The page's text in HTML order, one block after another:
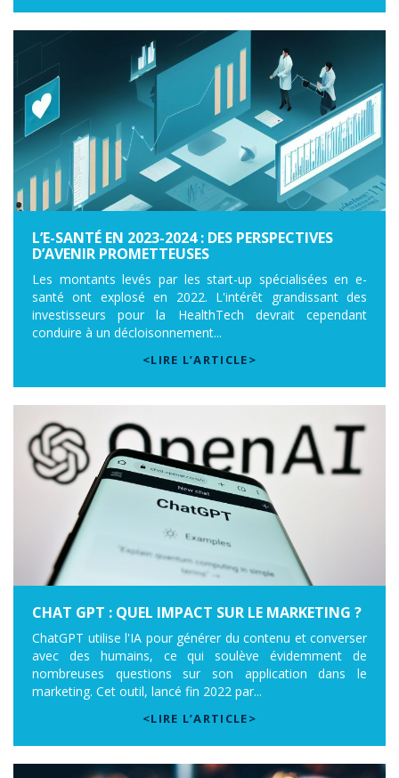
L’E-SANTÉ EN 2023-2024 : DES PERSPECTIVES
D’AVENIR PROMETTEUSES
Les montants levés par les start-up spécialisées en e-
santé ont explosé en 2022. L'intérêt grandissant des
investisseurs pour la HealthTech devrait cependant
conduire à un décloisonnement...
<LIRE L’ARTICLE>
CHAT GPT : QUEL IMPACT SUR LE MARKETING ?
ChatGPT utilise l'IA pour générer du contenu et converser
avec des humains, ce qui soulève évidemment de
nombreuses questions sur son application dans le
marketing. Cet outil, lancé fin 2022 par...
<LIRE L’ARTICLE>